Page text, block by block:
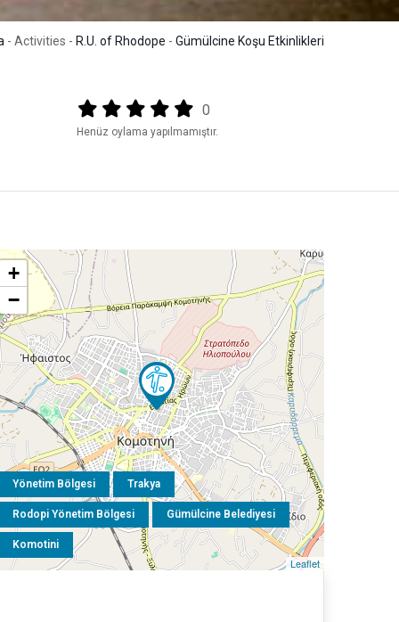
- Activities - R.U. of Rhodope - Gümülcine Koşu Etkinlikleri
Output format
(star)(star)(star)(star)(star)
0
Henüz oylama yapılmamıştır.
Yönetim Bölgesi Trakya
Rodopi Yönetim Bölgesi Gümülcine Belediyesi
Komotini
+
−
Leaflet